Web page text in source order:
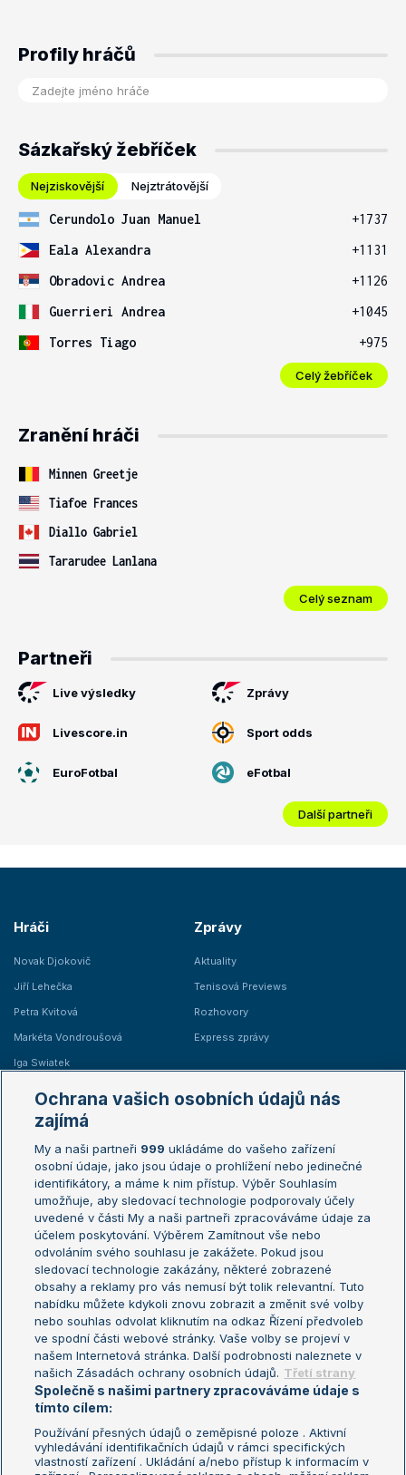
Profily hráčů
Sázkařský žebříček
Nejziskovější Nejztrátovější
Cerundolo Juan Manuel
+1737
Eala Alexandra
+1131
Obradovic Andrea
+1126
Guerrieri Andrea
+1045
Torres Tiago
+975
Celý žebříček
Zranění hráči
Minnen Greetje
Tiafoe Frances
Diallo Gabriel
Tararudee Lanlana
Celý seznam
Partneři
Live výsledky Zprávy
Livescore.in Sport odds
EuroFotbal eFotbal
Další partneři
Hráči
Novak Djokovič
Jiří Lehečka
Petra Kvitová
Markéta Vondroušová
Iga Swiatek
Zprávy
Aktuality
Tenisová Previews
Rozhovory
Express zprávy
Žebříčky
Žebříček ATP (muži)
Žebříček WTA (ženy)
Sázkařský žebříček
Australian Open
French Open
Wimbledon
US Open
Turnaj mistrů
Turnaj mistryň
Aktualní trendy
Fotbalové přestupy
Livesport Daily
LS Prague Open
Podmínky užití Nastavení soukromí
Ochrana vašich osobních údajů nás
zajímá
My a naši partneři 999 ukládáme do vašeho zařízení
osobní údaje, jako jsou údaje o prohlížení nebo jedinečné
identifikátory, a máme k nim přístup. Výběr Souhlasím
umožňuje, aby sledovací technologie podporovaly účely
uvedené v části My a naši partneři zpracováváme údaje za
účelem poskytování. Výběrem Zamítnout vše nebo
odvoláním svého souhlasu je zakážete. Pokud jsou
sledovací technologie zakázány, některé zobrazené
obsahy a reklamy pro vás nemusí být tolik relevantní. Tuto
nabídku můžete kdykoli znovu zobrazit a změnit své volby
nebo souhlas odvolat kliknutím na odkaz Řízení předvoleb
ve spodní části webové stránky. Vaše volby se projeví v
našem Internetová stránka. Další podrobnosti naleznete v
našich Zásadách ochrany osobních údajů. Třetí strany
Společně s našimi partnery zpracováváme údaje s
tímto cílem:
Používání přesných údajů o zeměpisné poloze . Aktivní
vyhledávání identifikačních údajů v rámci specifických
vlastností zařízení . Ukládání a/nebo přístup k informacím v